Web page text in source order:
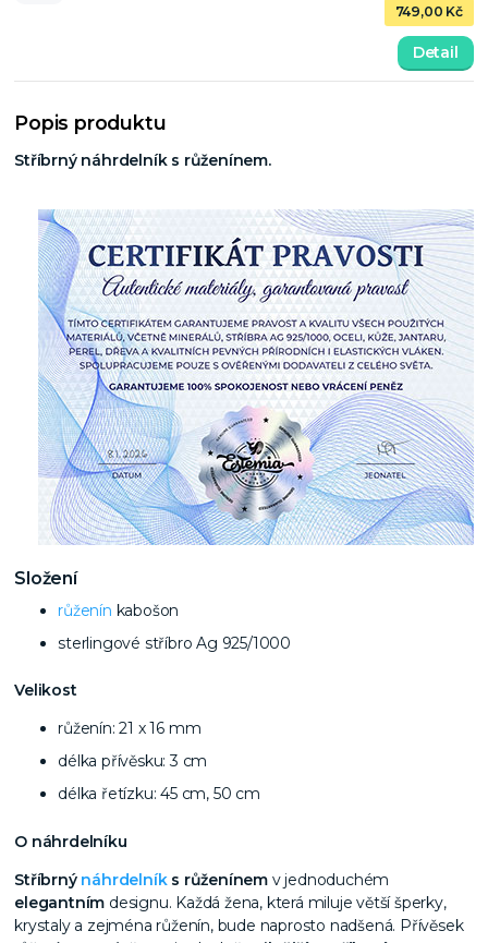
749,00 Kč
Detail
Popis produktu
Stříbrný náhrdelník s růženínem.
Složení
růženín kabošon
sterlingové stříbro Ag 925/1000
Velikost
růženín: 21 x 16 mm
délka přívěsku: 3 cm
délka řetízku: 45 cm, 50 cm
O náhrdelníku
Stříbrný náhrdelníks růženínemv jednoduchém
elegantním designu. Každá žena, která miluje větší šperky,
krystaly a zejména růženín, bude naprosto nadšená. Přívěsek